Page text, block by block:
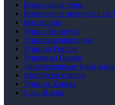
Новогодние туры
Новогодние экскурсии на
Масленица
Туры в Беларусь
Туры выходного дня
Туры по России
Турция из Перми
Экскурсионные туры для
Автобусом к морю
Туры на Кавказ
Соль-Илецк